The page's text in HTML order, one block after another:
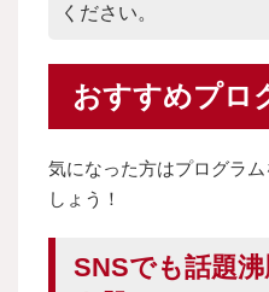
ください。
おすすめプロ
気になった方はプログラ
しょう！
SNSでも話題